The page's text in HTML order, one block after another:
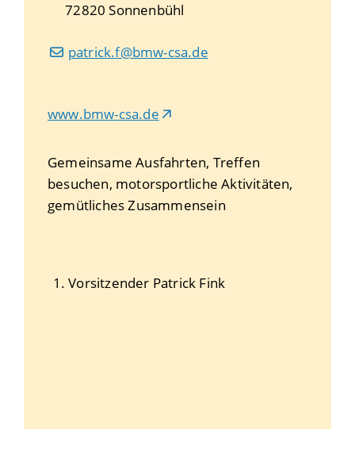
72820 Sonnenbühl
patrick.f@bmw-csa.de
www.bmw-csa.de
1. Vorsitzender Patrick Fink
Gemeinsame Ausfahrten, Treffen
besuchen, motorsportliche Aktivitäten,
gemütliches Zusammensein